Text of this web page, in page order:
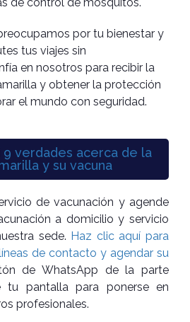
por tu bienestar y
tus viajes sin
en nosotros para recibir la
y obtener la protección
el mundo con seguridad.
9 verdades acerca de la
y su vacuna
de vacunación y agende
a domicilio y servicio
sede. Haz clic aquí para
de contacto y agendar su
de WhatsApp de la parte
tu pantalla para ponerse en
profesionales.